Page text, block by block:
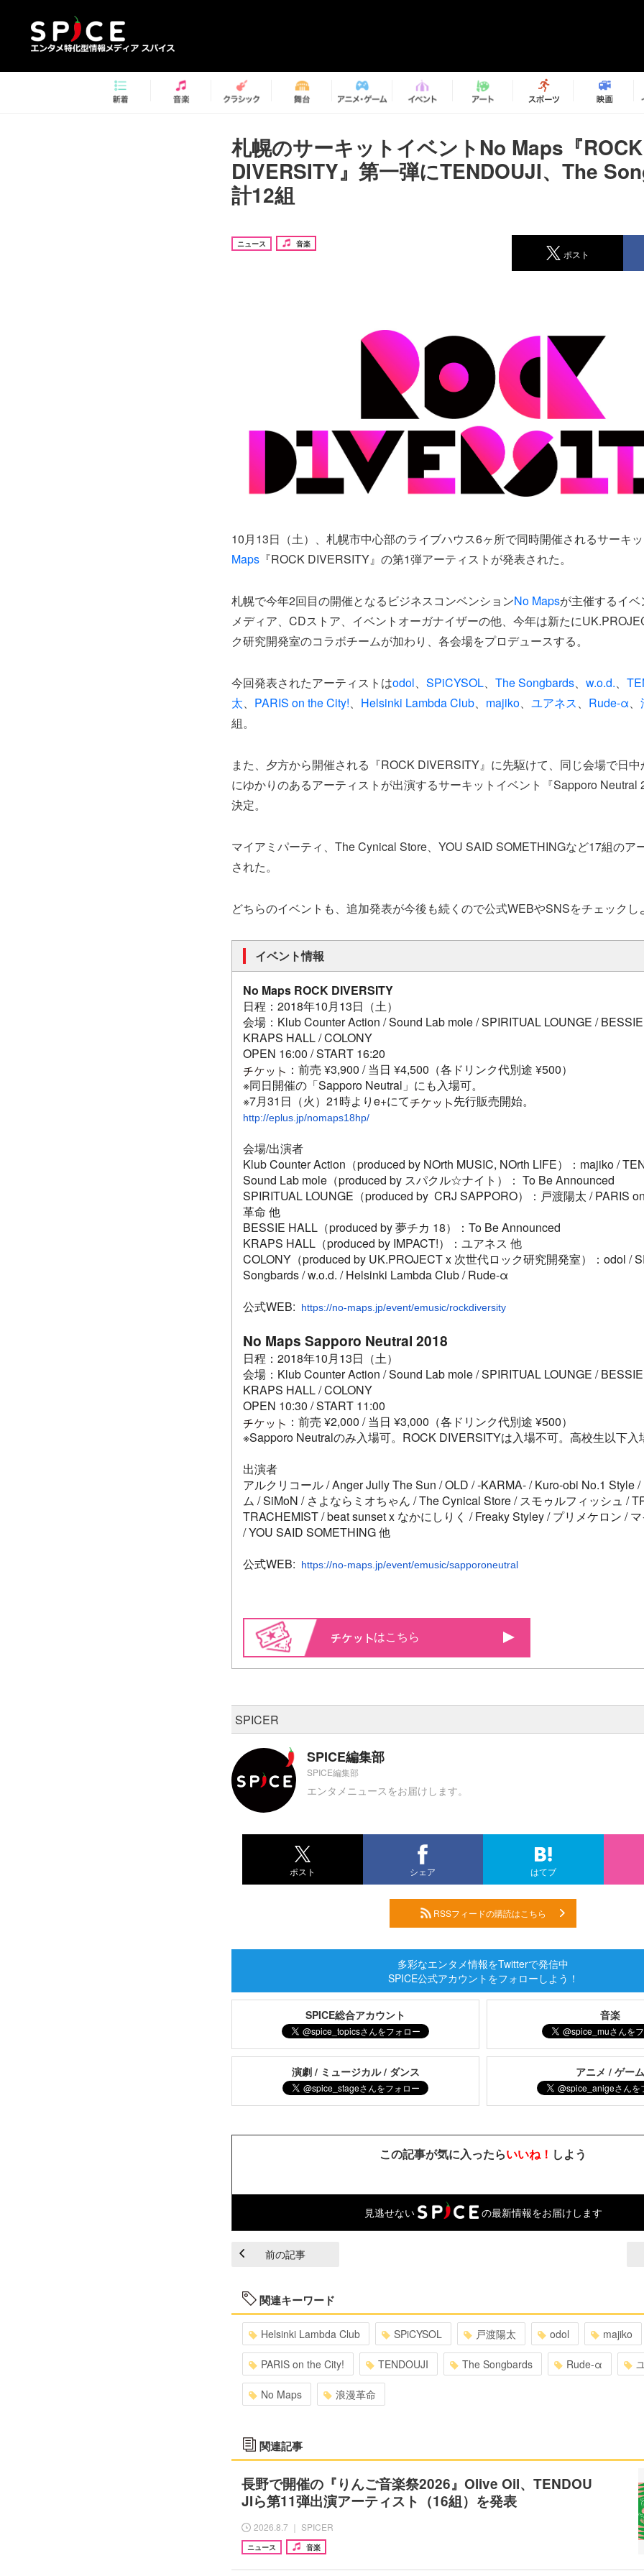
札幌のサーキットイベントNo Maps『ROCK
DIVERSITY』第一弾にTENDOUJI、The
計12組
ニュース 音楽
ポスト
10月13日（土）、札幌市中心部のライブハウス6ヶ所で同時開催されるサーキ
Maps 『ROCK DIVERSITY』の第1弾アーティストが発表された。
札幌で今年2回目の開催となるビジネスコンベンションNo Mapsが主催するイ
メディア、CDストア、イベントオーガナイザーの他、今年は新たに
ク研究開発室のコラボチームが加わり、各会場をプロデュースする。
今回発表されたアーティストはodol、 SPiCYSOL、 The Songbards、 w.o.d.、
太、 PARIS on the City!、 Helsinki Lambda Club、 majiko、 ユアネス、 Rude-α、
組。
また、夕方から開催される『ROCK DIVERSITY』に先駆けて、同じ会場で日
にゆかりのあるアーティストが出演するサーキットイベント『Sapporo Neutral
決定。
マイアミパーティ、The Cynical Store、YOU SAID SOMETHINGなど17組のア
された。
どちらのイベントも、追加発表が今後も続くので公式WEBやSNSをチェックし
イベント情報
No Maps ROCK DIVERSITY
日程：2018年10月13日（土）
会場：Klub Counter Action / Sound Lab mole / SPIRITUAL LOUNGE /
KRAPS HALL / COLONY
OPEN 16:00 / START 16:20
：前売 ¥3,900 / 当日 ¥4,500（各ドリンク代別途 ¥500）
※同日開催の「Sapporo Neutral」にも入場可。
※7月31日（火）21時よりe+にて
先行販売開始。
http://eplus.jp/nomaps18hp/
会場/出演者
Klub Counter Action（produced by NOrth MUSIC, NOrth LIFE）：majiko /
Sound Lab mole（produced by スパクル☆ナイト）： To Be Announced
SPIRITUAL LOUNGE（produced by CRJ SAPPORO）：戸渡陽太 / PARIS
革命 他
BESSIE HALL（produced by 夢チカ 18）：To Be Announced
KRAPS HALL（produced by IMPACT!）：ユアネス 他
COLONY（produced by UK.PROJECT x 次世代ロック研究開発室）：odol /
Songbards / w.o.d. / Helsinki Lambda Club / Rude-α
公式WEB:
https://no-maps.jp/event/emusic/rockdiversity
No Maps Sapporo Neutral 2018
日程：2018年10月13日（土）
会場：Klub Counter Action / Sound Lab mole / SPIRITUAL LOUNGE /
KRAPS HALL / COLONY
OPEN 10:30 / START 11:00
：前売 ¥2,000 / 当日 ¥3,000（各ドリンク代別途 ¥500）
※Sapporo Neutralのみ入場可。ROCK DIVERSITYは入場不可。高校生以下入
出演者
アルクリコール / Anger Jully The Sun / OLD / -KARMA- / Kuro-obi No.1 Style
ム / SiMoN / さよならミオちゃん / The Cynical Store / スモゥルフィッシュ /
TRACHEMIST / beat sunset x なかにしりく / Freaky Styley / プリメケロン /
/ YOU SAID SOMETHING 他
公式WEB:
https://no-maps.jp/event/emusic/sapporoneutral
はこちら
SPICER
SPICE編集部
SPICE編集部
エンタメニュースをお届けします。
ポスト シェア はてブ
RSSフィードの購読はこちら
多彩なエンタメ情報をTwitterで発信中
SPICE公式アカウントをフォローしよう！
SPICE総合アカウント 音楽
演劇 / ミュージカル / ダンス アニメ / ゲー
この記事が気に入ったらいいね！ しよう
見逃せない の最新情報をお届けします
前の記事
関連キーワード
Helsinki Lambda Club SPiCYSOL 戸渡陽太 odol majiko
PARIS on the City! TENDOUJI The Songbards Rude-α
No Maps 浪漫革命
関連記事
長野で開催の『りんご音楽祭2026』Olive Oil、TENDOU
JIら第11弾出演アーティスト（16組）を発表
2026.8.7 ｜ SPICER
ニュース 音楽